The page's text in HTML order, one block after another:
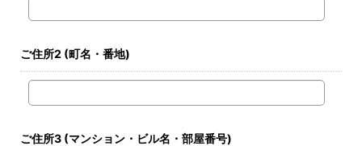
ご住所2 (町名・番地)
ご住所3 (マンション・ビル名・部屋番号)